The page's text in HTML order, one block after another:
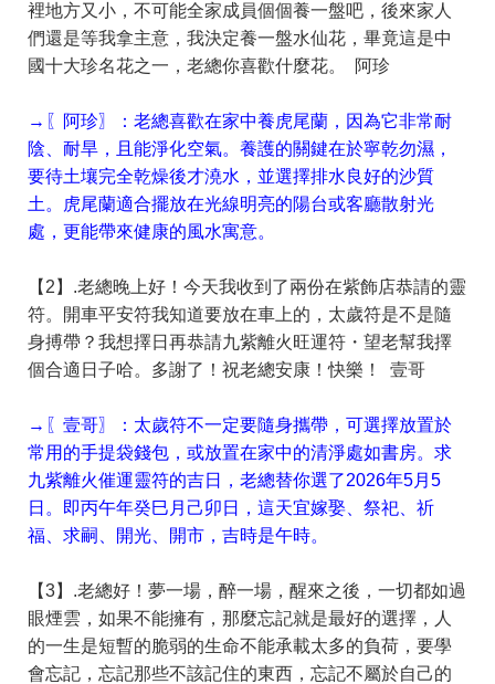
裡地方又小，不可能全家成員個個養一盤吧，後來家人
們還是等我拿主意，我決定養一盤水仙花，畢竟這是中
國十大珍名花之一，老總你喜歡什麼花。 阿珍
→〖阿珍〗：老總喜歡在家中養虎尾蘭，因為它非常耐
陰、耐旱，且能淨化空氣。養護的關鍵在於寧乾勿濕，
要待土壤完全乾燥後才澆水，並選擇排水良好的沙質
土。虎尾蘭適合擺放在光線明亮的陽台或客廳散射光
處，更能帶來健康的風水寓意。
【2】.老總晚上好！今天我收到了兩份在紫飾店恭請的靈
符。開車平安符我知道要放在車上的，太歲符是不是隨
身搏帶？我想擇日再恭請九紫離火旺運符・望老幫我擇
個合適日子哈。多謝了！祝老總安康！快樂！ 壹哥
→〖壹哥〗：太歲符不一定要隨身攜帶，可選擇放置於
常用的手提袋錢包，或放置在家中的清淨處如書房。求
九紫離火催運靈符的吉日，老總替你選了2026年5月5
日。即丙午年癸巳月己卯日，這天宜嫁娶、祭祀、祈
福、求嗣、開光、開市，吉時是午時。
【3】.老總好！夢一場，醉一場，醒來之後，一切都如過
眼煙雲，如果不能擁有，那麼忘記就是最好的選擇，人
的一生是短暫的脆弱的生命不能承載太多的負荷，要學
會忘記，忘記那些不該記住的東西，忘記不屬於自己的